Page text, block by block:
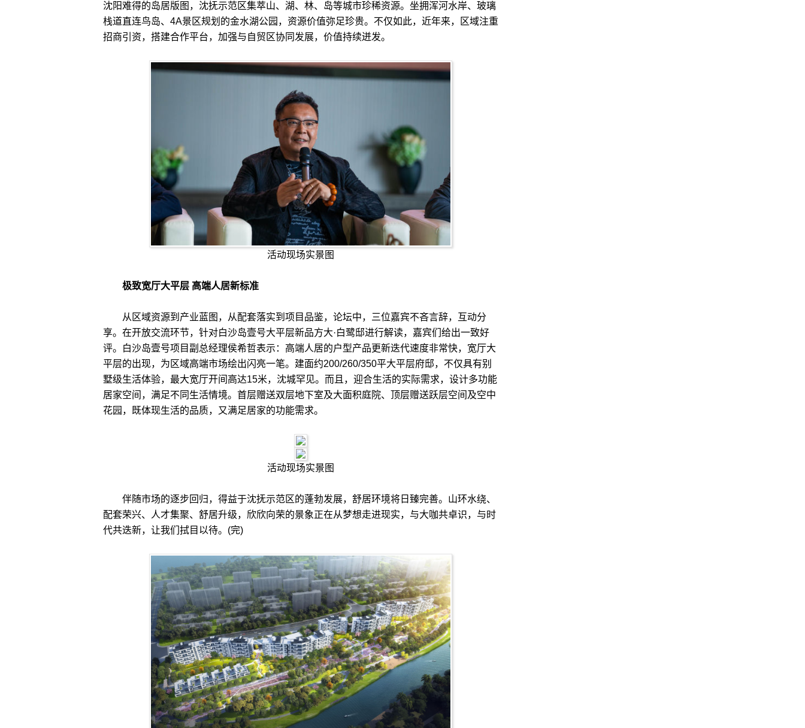
沈阳难得的岛居版图，沈抚示范区集萃山、湖、林、岛等城市珍稀资源。坐拥浑河水岸、玻璃
栈道直连鸟岛、4A景区规划的金水湖公园，资源价值弥足珍贵。不仅如此，近年来，区域注重
招商引资，搭建合作平台，加强与自贸区协同发展，价值持续迸发。
活动现场实景图
极致宽厅大平层 高端人居新标准
从区域资源到产业蓝图，从配套落实到项目品鉴，论坛中，三位嘉宾不吝言辞，互动分
享。在开放交流环节，针对白沙岛壹号大平层新品方大·白鹭邸进行解读，嘉宾们给出一致好
评。白沙岛壹号项目副总经理侯希哲表示：高端人居的户型产品更新迭代速度非常快，宽厅大
平层的出现，为区域高端市场绘出闪亮一笔。建面约200/260/350平大平层府邸，不仅具有别
墅级生活体验，最大宽厅开间高达15米，沈城罕见。而且，迎合生活的实际需求，设计多功能
居家空间，满足不同生活情境。首层赠送双层地下室及大面积庭院、顶层赠送跃层空间及空中
花园，既体现生活的品质，又满足居家的功能需求。
活动现场实景图
伴随市场的逐步回归，得益于沈抚示范区的蓬勃发展，舒居环境将日臻完善。山环水绕、
配套荣兴、人才集聚、舒居升级，欣欣向荣的景象正在从梦想走进现实，与大咖共卓识，与时
代共迭新，让我们拭目以待。(完)